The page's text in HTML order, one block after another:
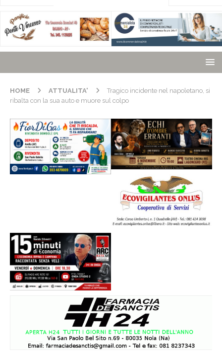
HOME ATTUALITA'
Tragico incidente nel napoletano, si
ribalta con la sua auto e muore sul colpo